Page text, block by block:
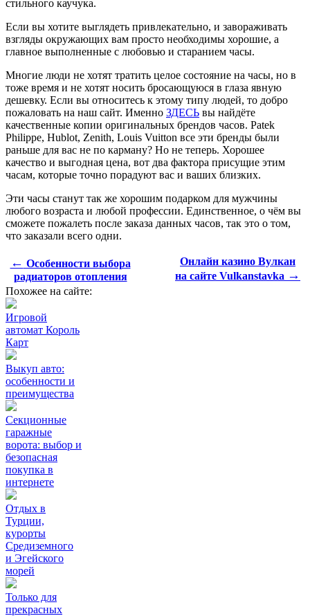
стильного каучука.
Если вы хотите выглядеть привлекательно, и завораживать
взгляды окружающих вам просто необходимы хорошие, а
главное выполненные с любовью и старанием часы.
Многие люди не хотят тратить целое состояние на часы, но в
тоже время и не хотят носить бросающуюся в глаза явную
дешевку. Если вы относитесь к этому типу людей, то добро
пожаловать на наш сайт. Именно ЗДЕСЬ вы найдёте
качественные копии оригинальных брендов часов. Patek
Philippe, Hublot, Zenith, Louis Vuitton все эти бренды были
раньше для вас не по карману? Но не теперь. Хорошее
качество и выгодная цена, вот два фактора присущие этим
часам, которые точно порадуют вас и ваших близких.
Эти часы станут так же хорошим подарком для мужчины
любого возраста и любой профессии. Единственное, о чём вы
сможете пожалеть после заказа данных часов, так это о том,
что заказали всего одни.
← Особенности выбора
радиаторов отопления
Онлайн казино Вулкан
на сайте Vulkanstavka →
Похожее на сайте:
Игровой
автомат Король
Карт
Выкуп авто:
особенности и
преимущества
Секционные
гаражные
ворота: выбор и
безопасная
покупка в
интернете
Отдых в
Турции,
курорты
Средиземного
и Эгейского
морей
Только для
прекрасных